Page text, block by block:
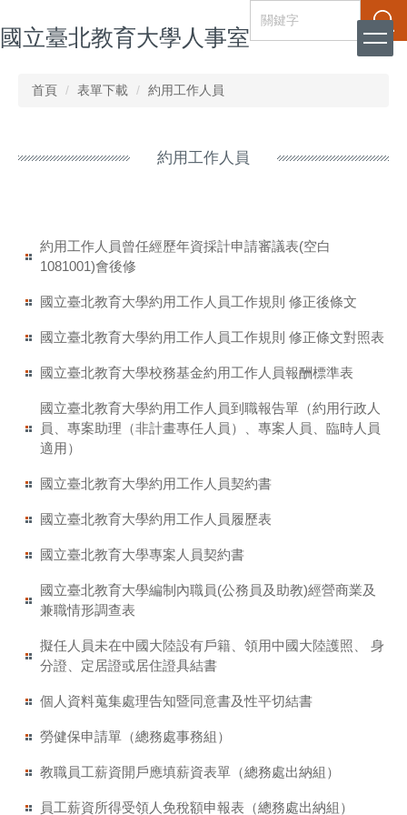
到
主
國立臺北教育大學人事室
搜尋
首頁 表單下載 約用工作人員
約用工作人員
約用工作人員曾任經歷年資採計申請審議表(空白
1081001)會後修
國立臺北教育大學約用工作人員工作規則 修正後條文
國立臺北教育大學約用工作人員工作規則 修正條文對照表
國立臺北教育大學校務基金約用工作人員報酬標準表
國立臺北教育大學約用工作人員到職報告單（約用行政人
員、專案助理（非計畫專任人員）、專案人員、臨時人員
適用）
國立臺北教育大學約用工作人員契約書
國立臺北教育大學約用工作人員履歷表
國立臺北教育大學專案人員契約書
國立臺北教育大學編制內職員(公務員及助教)經營商業及
兼職情形調查表
擬任人員未在中國大陸設有戶籍、領用中國大陸護照、 身
分證、定居證或居住證具結書
個人資料蒐集處理告知暨同意書及性平切結書
勞健保申請單（總務處事務組）
教職員工薪資開戶應填薪資表單（總務處出納組）
員工薪資所得受領人免稅額申報表（總務處出納組）